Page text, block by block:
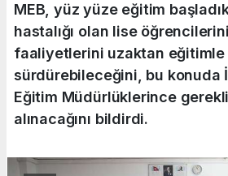
MEB, yüz yüze eğitim
hastalığı olan lise
faaliyetlerini uzaktan eğitimle
sürdürebileceğini, bu konuda
Eğitim Müdürlüklerince
alınacağını bildirdi.